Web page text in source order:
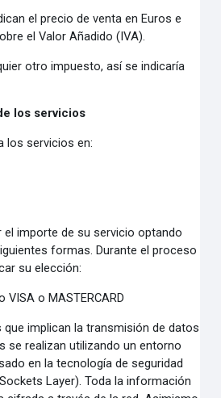
el precio de venta en Euros e
el Valor Añadido(IVA).
otro impuesto, así se indicaría
los servicios
los servicios en:
el importe de su servicio optando
formas. Duranteel proceso
su elección:
VISA o MASTERCARD
implican la transmisión de datos
se realizan utilizandoun entorno
en la tecnología de seguridad
Layer). Toda la información